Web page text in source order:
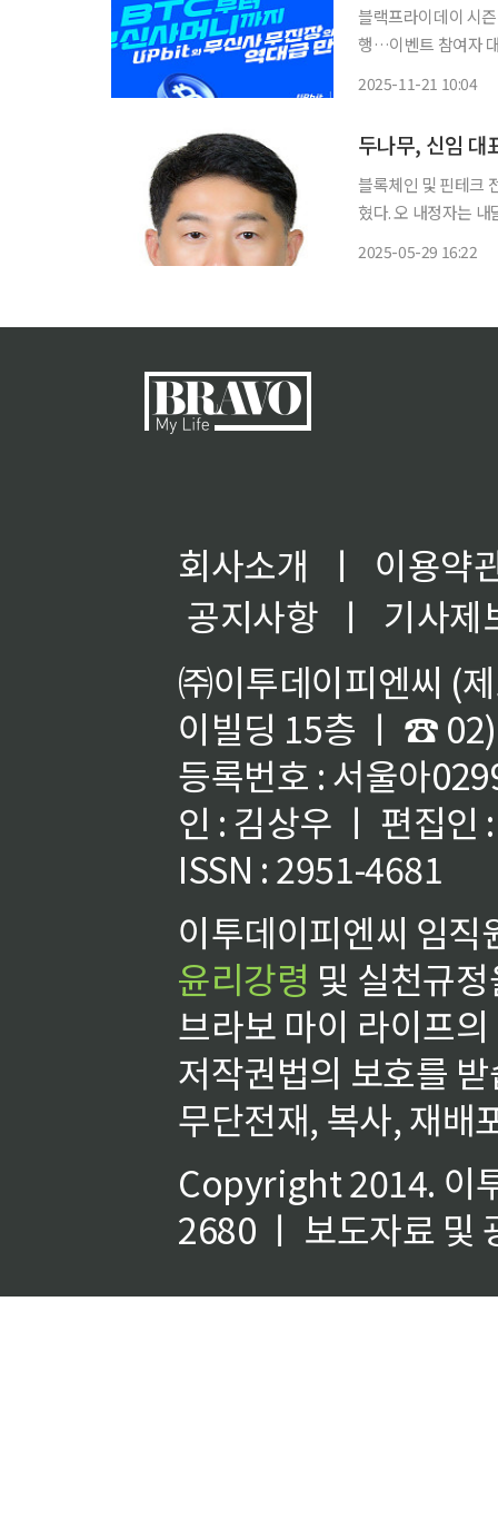
블랙프라이데이 시
행…이벤트 참여자 대상 추첨 통해
2025-11-21 10:04
두나무, 신임 대
블록체인 및 핀테크
혔다. 오 내정자는 내달 27일 열리는 임시주주총회와 이사회 승인을 거쳐 차기 대표이사로 최
2025-05-29 16:22
회사소개 ㅣ
이용약
공지사항
ㅣ
기사제
㈜이투데이피엔씨 (
이빌딩 15층 ㅣ ☎
등록번호 : 서울아
인 : 김상우 ㅣ 편집인
ISSN : 2951-4681
이투데이피엔씨 임
윤리강령 및 실천규
브라보 마이 라이프
저작권법의 보호를
무단전재, 복사, 재배
Copyright 2014. 이
2680 ㅣ 보도자료